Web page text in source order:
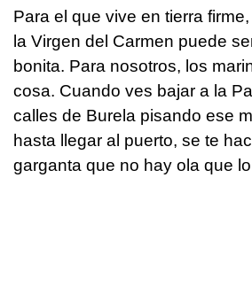
Para el que vive en tierra
la Virgen del Carmen puede
bonita. Para nosotros, los
cosa. Cuando ves bajar a la
calles de Burela pisando ese
hasta llegar al puerto, se te
garganta que no hay ola que